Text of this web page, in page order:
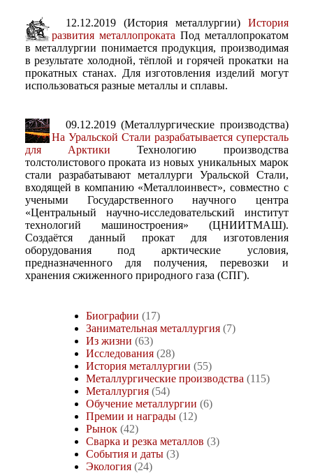
12.12.2019 (История металлургии) История
развития металлопроката Под металлопрокатом
в металлургии понимается продукция, производимая
в результате холодной, тёплой и горячей прокатки на
прокатных станах. Для изготовления изделий могут
использоваться разные металлы и сплавы.
09.12.2019 (Металлургические производства)
На Уральской Стали разрабатывается суперсталь
для Арктики Технологию производства
толстолистового проката из новых уникальных марок
стали разрабатывают металлурги Уральской Стали,
входящей в компанию «Металлоинвест», совместно с
учеными Государственного научного центра
«Центральный научно-исследовательский институт
технологий машиностроения» (ЦНИИТМАШ).
Создаётся данный прокат для изготовления
оборудования под арктические условия,
предназначенного для получения, перевозки и
хранения сжиженного природного газа (СПГ).
Биографии (17)
Занимательная металлургия (7)
Из жизни (63)
Исследования (28)
История металлургии (55)
Металлургические производства (115)
Металлургия (54)
Обучение металлургии (6)
Премии и награды (12)
Рынок (42)
Сварка и резка металлов (3)
События и даты (3)
Экология (24)